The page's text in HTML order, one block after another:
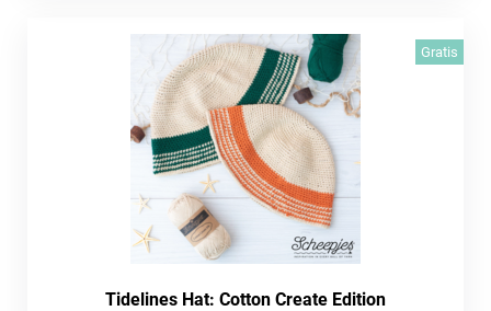
Gratis
Tidelines Hat: Cotton Create Edition